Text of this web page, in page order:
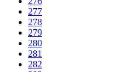
277
278
279
280
281
282